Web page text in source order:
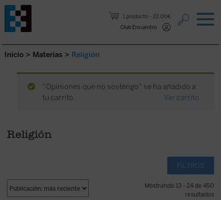
1 producto
22,00€
Club Encuentro
Saltar al contenido.
Inicio > Materias > Religión
“Opiniones que no sostengo” se ha añadido a
tu carrito.
Ver carrito
Religión
FILTROS
Mostrando 13 - 24 de 450
resultados